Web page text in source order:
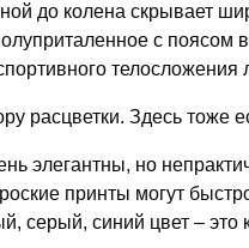
до колена скрывает
с поясом
расцветки. Здесь тоже
элегантны, но
принты могут
серый, синий цвет – это